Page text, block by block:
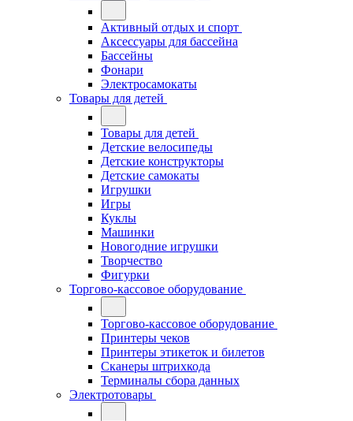
Активный отдых и спорт
Аксессуары для бассейна
Бассейны
Фонари
Электросамокаты
Товары для детей
Товары для детей
Детские велосипеды
Детские конструкторы
Детские самокаты
Игрушки
Игры
Куклы
Машинки
Новогодние игрушки
Творчество
Фигурки
Торгово-кассовое оборудование
Торгово-кассовое оборудование
Принтеры чеков
Принтеры этикеток и билетов
Сканеры штрихкода
Терминалы сбора данных
Электротовары